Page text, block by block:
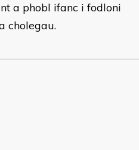
a phobl ifanc i fodloni
cholegau.